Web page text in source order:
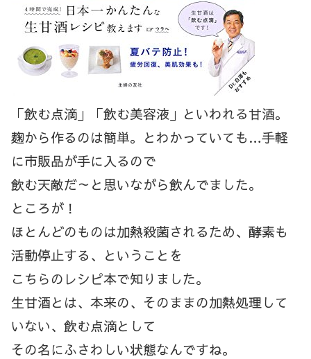
「飲む点滴」「飲む美容液」といわれる甘酒。
麹から作るのは簡単。とわかっていても…手軽
に市販品が手に入るので
飲む天敵だ～と思いながら飲んでました。
ところが！
ほとんどのものは加熱殺菌されるため、酵素も
活動停止する、ということを
こちらのレシピ本で知りました。
生甘酒とは、本来の、そのままの加熱処理して
いない、飲む点滴として
その名にふさわしい状態なんですね。